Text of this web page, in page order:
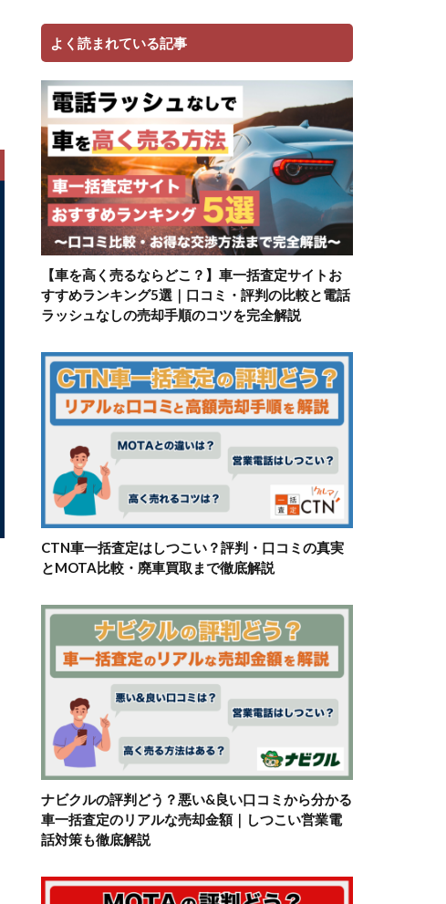
よく読まれている記事
【車を高く売るならどこ？】車一括査定サイトお
すすめランキング5選｜口コミ・評判の比較と電話
ラッシュなしの売却手順のコツを完全解説
CTN車一括査定はしつこい？評判・口コミの真実
とMOTA比較・廃車買取まで徹底解説
ナビクルの評判どう？悪い&良い口コミから分かる
車一括査定のリアルな売却金額｜しつこい営業電
話対策も徹底解説